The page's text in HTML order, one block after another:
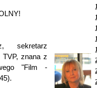
sekretarz
TVP, znana z
"Film -